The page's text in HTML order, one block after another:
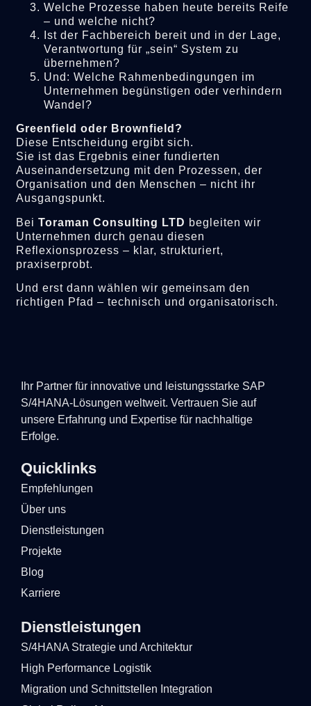
Welche Prozesse haben heute bereits Reife
– und welche nicht?
Ist der Fachbereich bereit und in der Lage,
Verantwortung für „sein“ System zu
übernehmen?
Und: Welche Rahmenbedingungen im
Unternehmen begünstigen oder verhindern
Wandel?
Greenfield oder Brownfield?
Diese Entscheidung ergibt sich.
Sie ist das Ergebnis einer fundierten
Auseinandersetzung mit den Prozessen, der
Organisation und den Menschen – nicht ihr
Ausgangspunkt.
BeiToraman Consulting LTD begleiten wir
Unternehmen durch genau diesen
Reflexionsprozess – klar, strukturiert,
praxiserprobt.
Und erst dann wählen wir gemeinsam den
richtigen Pfad – technisch und organisatorisch.
Ihr Partner für innovative und leistungsstarke SAP
S/4HANA-Lösungen weltweit. Vertrauen Sie auf
unsere Erfahrung und Expertise für nachhaltige
Erfolge.
Quicklinks
Empfehlungen
Über uns
Dienstleistungen
Projekte
Blog
Karriere
Dienstleistungen
S/4HANA Strategie und Architektur
High Performance Logistik
Migration und Schnittstellen Integration